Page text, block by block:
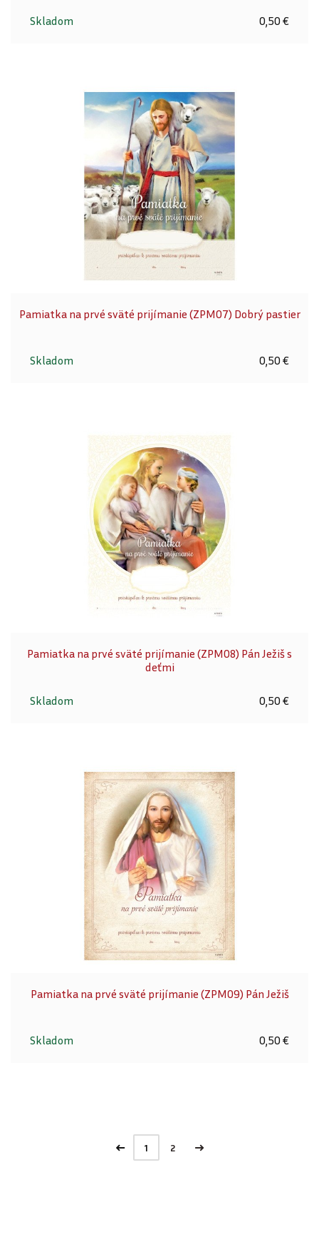
Skladom 0,50 €
Pamiatka na prvé sväté prijímanie (ZPM07) Dobrý pastier
Skladom 0,50 €
Pamiatka na prvé sväté prijímanie (ZPM08) Pán Ježiš s
deťmi
Skladom 0,50 €
Pamiatka na prvé sväté prijímanie (ZPM09) Pán Ježiš
Skladom 0,50 €
1 2